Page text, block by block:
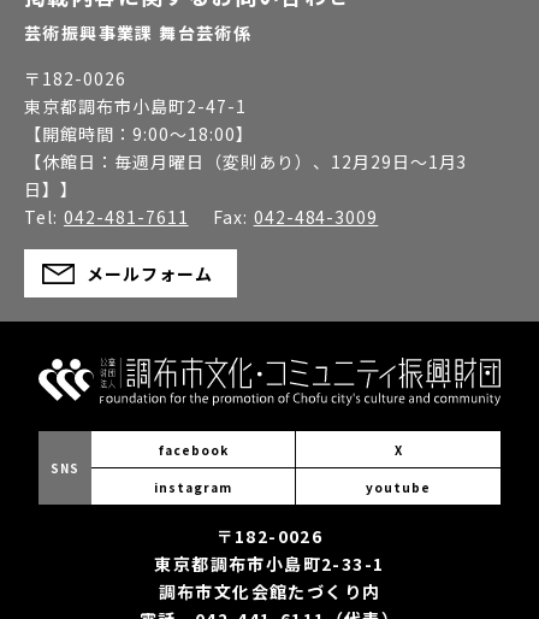
芸術振興事業課 舞台芸術係
〒 182-0026
東京都調布市小島町2-47-1
【開館時間： 9:00～18:00】
【休館日： 毎週月曜日（変則あり）、12月29日～1月3
日】 】
Tel: 042-481-7611 Fax: 042-484-3009
メールフォーム
SNS
facebook X
instagram youtube
〒182-0026
東京都調布市小島町2-33-1
調布市文化会館たづくり内